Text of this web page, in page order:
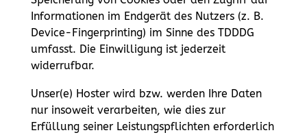
Informationen im Endgerät des Nutzers (z. B.
Device-Fingerprinting) im Sinne des TDDDG
umfasst. Die Einwilligung ist jederzeit
widerrufbar.
Unser(e) Hoster wird bzw. werden Ihre Daten
nur insoweit verarbeiten, wie dies zur
Erfüllung seiner Leistungspflichten erforderlich